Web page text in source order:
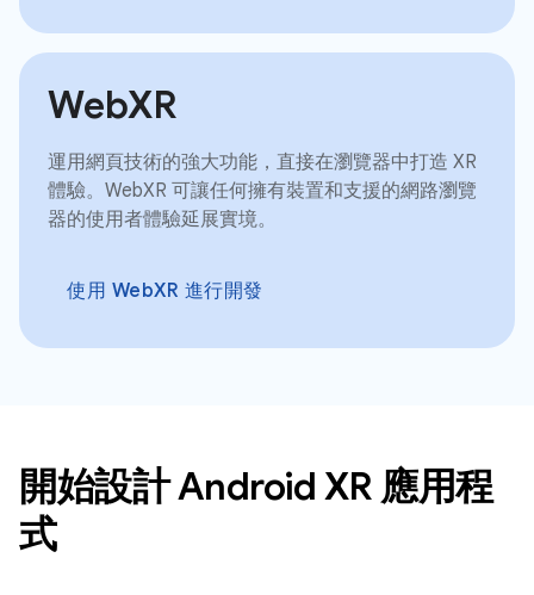
WebXR
運用網頁技術的強大功能，直接在瀏覽器中打造 XR
體驗。WebXR 可讓任何擁有裝置和支援的網路瀏覽
器的使用者體驗延展實境。
使用 WebXR 進行開發
開始設計 Android XR 應用程
式